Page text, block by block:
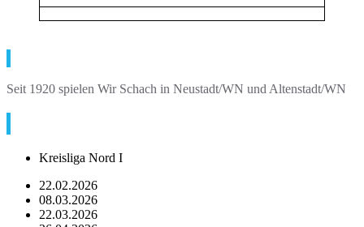
Seit 1920 spielen Wir Schach in Neustadt/WN und Altenstadt/WN
Kreisliga Nord I
22.02.2026
08.03.2026
22.03.2026